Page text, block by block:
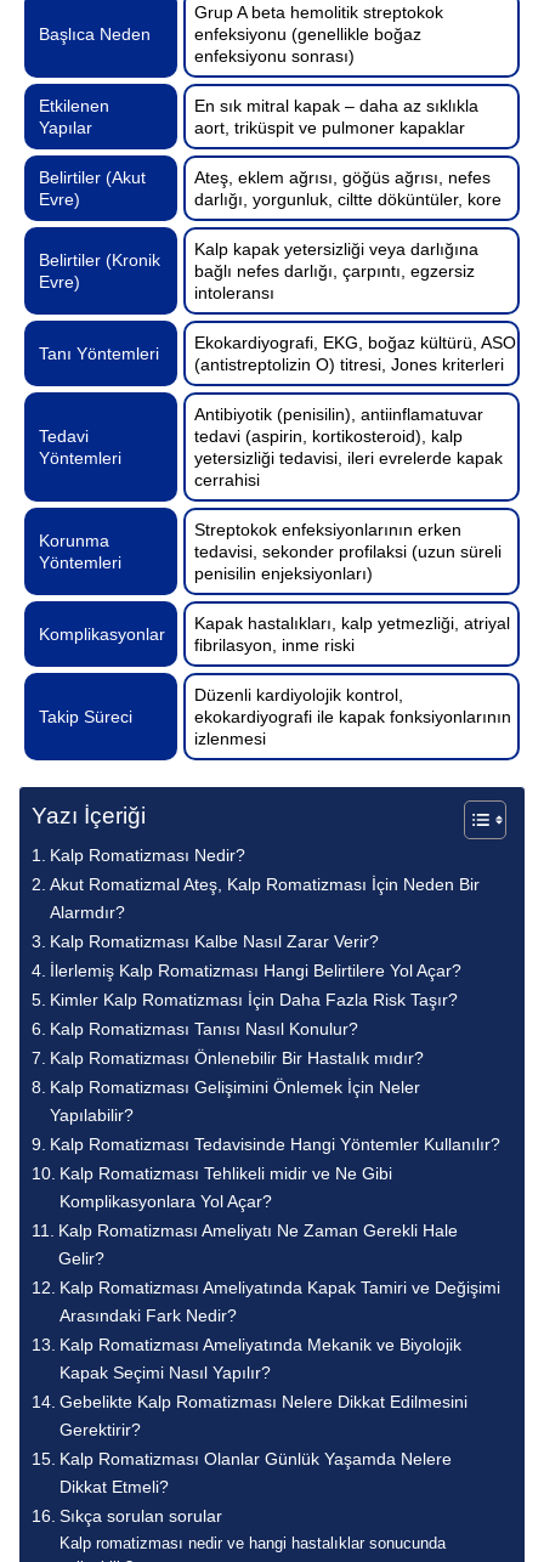
Başlıca Neden
Grup A beta hemolitik streptokok
enfeksiyonu (genellikle boğaz
enfeksiyonu sonrası)
Etkilenen
Yapılar
En sık mitral kapak – daha az sıklıkla
aort, triküspit ve pulmoner kapaklar
Belirtiler (Akut
Evre)
Ateş, eklem ağrısı, göğüs ağrısı, nefes
darlığı, yorgunluk, ciltte döküntüler, kore
Belirtiler (Kronik
Evre)
Kalp kapak yetersizliği veya darlığına
bağlı nefes darlığı, çarpıntı, egzersiz
intoleransı
Tanı Yöntemleri
Ekokardiyografi, EKG, boğaz kültürü, ASO
(antistreptolizin O) titresi, Jones kriterleri
Tedavi
Yöntemleri
Antibiyotik (penisilin), antiinflamatuvar
tedavi (aspirin, kortikosteroid), kalp
yetersizliği tedavisi, ileri evrelerde kapak
cerrahisi
Korunma
Yöntemleri
Streptokok enfeksiyonlarının erken
tedavisi, sekonder profilaksi (uzun süreli
penisilin enjeksiyonları)
Komplikasyonlar
Kapak hastalıkları, kalp yetmezliği, atriyal
fibrilasyon, inme riski
Takip Süreci
Düzenli kardiyolojik kontrol,
ekokardiyografi ile kapak fonksiyonlarının
izlenmesi
Yazı İçeriği
Kalp Romatizması Nedir?
Akut Romatizmal Ateş, Kalp Romatizması İçin Neden Bir
Alarmdır?
Kalp Romatizması Kalbe Nasıl Zarar Verir?
İlerlemiş Kalp Romatizması Hangi Belirtilere Yol Açar?
Kimler Kalp Romatizması İçin Daha Fazla Risk Taşır?
Kalp Romatizması Tanısı Nasıl Konulur?
Kalp Romatizması Önlenebilir Bir Hastalık mıdır?
Kalp Romatizması Gelişimini Önlemek İçin Neler
Yapılabilir?
Kalp Romatizması Tedavisinde Hangi Yöntemler Kullanılır?
Kalp Romatizması Tehlikeli midir ve Ne Gibi
Komplikasyonlara Yol Açar?
Kalp Romatizması Ameliyatı Ne Zaman Gerekli Hale
Gelir?
Kalp Romatizması Ameliyatında Kapak Tamiri ve Değişimi
Arasındaki Fark Nedir?
Kalp Romatizması Ameliyatında Mekanik ve Biyolojik
Kapak Seçimi Nasıl Yapılır?
Gebelikte Kalp Romatizması Nelere Dikkat Edilmesini
Gerektirir?
Kalp Romatizması Olanlar Günlük Yaşamda Nelere
Dikkat Etmeli?
Sıkça sorulan sorular
Kalp romatizması nedir ve hangi hastalıklar sonucunda